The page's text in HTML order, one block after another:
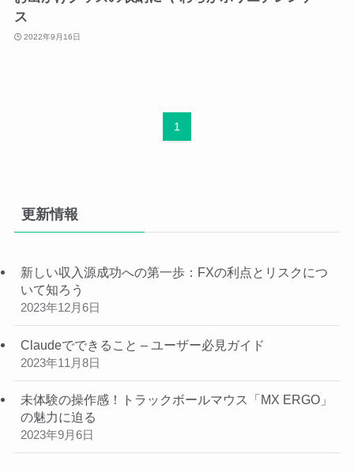
ス
2022年9月16日
1
更新情報
新しい収入源成功への第一歩：FXの利点とリスクにつ
いて知ろう
2023年12月6日
Claudeでできること – ユーザー必見ガイド
2023年11月8日
未体験の操作感！トラックボールマウス「MX ERGO」
の魅力に迫る
2023年9月6日